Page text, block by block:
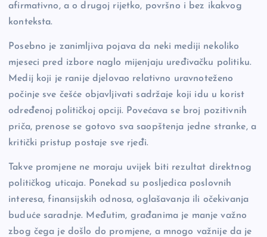
afirmativno, a o drugoj rijetko, površno i bez ikakvog
konteksta.
Posebno je zanimljiva pojava da neki mediji nekoliko
mjeseci pred izbore naglo mijenjaju uređivačku politiku.
Medij koji je ranije djelovao relativno uravnoteženo
počinje sve češće objavljivati sadržaje koji idu u korist
određenoj političkoj opciji. Povećava se broj pozitivnih
priča, prenose se gotovo sva saopštenja jedne stranke, a
kritički pristup postaje sve rjeđi.
Takve promjene ne moraju uvijek biti rezultat direktnog
političkog uticaja. Ponekad su posljedica poslovnih
interesa, finansijskih odnosa, oglašavanja ili očekivanja
buduće saradnje. Međutim, građanima je manje važno
zbog čega je došlo do promjene, a mnogo važnije da je